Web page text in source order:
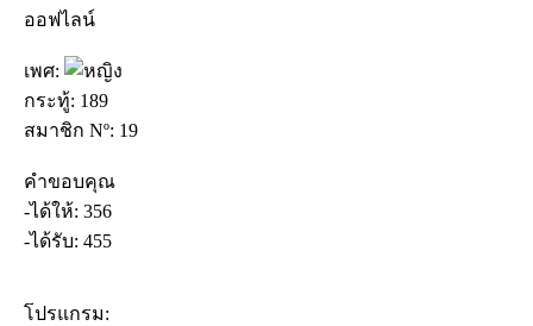
ออฟไลน์
เพศ:
กระทู้: 189
สมาชิก Nº: 19
คำขอบคุณ
-ได้ให้: 356
-ได้รับ: 455
โปรแกรม: